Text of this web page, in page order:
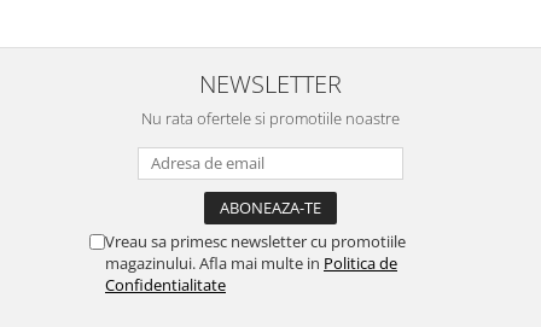
Rame adaptoare Renault
Rame adaptoare Honda
Rame Adaptoare Porsche
Rame adaptoare Peugeot
indrumat pas cu pas si mi-a
atras atentia ca nu era
conectat cablul de video de la
rânduri. Foarte serviabili,
livrare rapidă, suport tehnic,
totul impecabil, o să revin la ei
și pentru vi...
NEWSLETTER
Nu rata ofertele si promotiile noastre
Vreau sa primesc newsletter cu promotiile
magazinului. Afla mai multe in Politica de
Confidentialitate